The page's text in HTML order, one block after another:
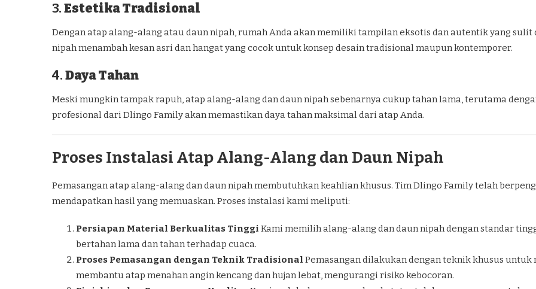
3.Estetika Tradisional
Dengan atap alang-alang atau daun nipah, rumah Anda akan memiliki tampilan eksotis dan autentik yang
nipah menambah kesan asri dan hangat yang cocok untuk konsep desain tradisional maupun kontemporer.
4.Daya Tahan
Meski mungkin tampak rapuh, atap alang-alang dan daun nipah sebenarnya cukup tahan lama, terutama
profesional dari Dlingo Family akan memastikan daya tahan maksimal dari atap Anda.
Proses Instalasi Atap Alang-Alang dan Daun Nipah
Pemasangan atap alang-alang dan daun nipah membutuhkan keahlian khusus. Tim Dlingo Family telah
mendapatkan hasil yang memuaskan. Proses instalasi kami meliputi:
Persiapan Material Berkualitas Tinggi Kami memilih alang-alang dan daun nipah dengan standar
bertahan lama dan tahan terhadap cuaca.
Proses Pemasangan dengan Teknik Tradisional Pemasangan dilakukan dengan teknik khusus
membantu atap menahan angin kencang dan hujan lebat, mengurangi risiko kebocoran.